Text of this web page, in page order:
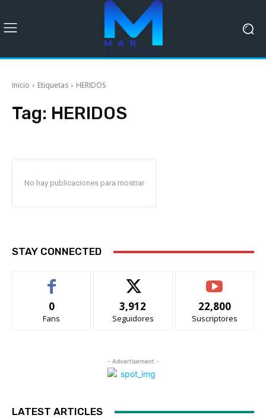
Inicio Etiquetas HERIDOS
Tag: HERIDOS
No hay publicaciones para mostrar
STAY CONNECTED
0
Fans
3,912
Seguidores
22,800
Suscriptores
- Advertisement -
LATEST ARTICLES